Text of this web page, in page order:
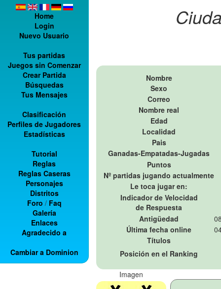
Home
Login
Nuevo Usuario
Tus partidas
Juegos sin Comenzar
Crear Partida
Búsquedas
Tus Mensajes
Clasificación
Perfiles de Jugadores
Estadísticas
Tutorial
Reglas
Reglas Caseras
Personajes
Distritos
Foro / Faq
Galería
Enlaces
Agradecido a
Cambiar a Dominion
Nombre
Sexo
Correo
Nombre real
Edad
Localidad
Pais
Ganadas-Empatadas-Jugadas
Puntos
Nº partidas jugando actualmente
Le toca jugar en:
Indicador de Velocidad
de Respuesta
Antigüedad
Última fecha online
Títulos
Posición en el Ranking
Imagen